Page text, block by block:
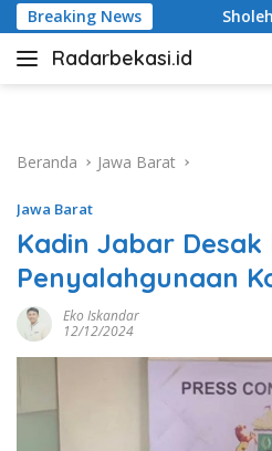
Langsung
ke
konten
Breaking News
Cilik Tanggapi
Radarbekasi.id
Berita
Beranda
Jawa Barat
Jawa Barat
Kadin Jabar Desak
Penyalahgunaan
Eko Iskandar
12/12/2024